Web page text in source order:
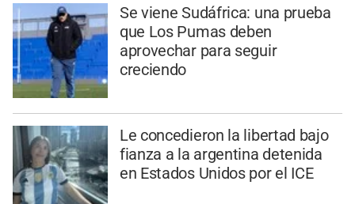
Se viene Sudáfrica: una prueba
que Los Pumas deben
aprovechar para seguir
creciendo
Le concedieron la libertad bajo
fianza a la argentina detenida
en Estados Unidos por el ICE